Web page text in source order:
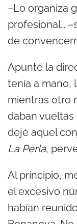
–Lo organiza
profesional…
de
Apunté la
tenía a mano,
mientras otro
daban vueltas
dejé aquel
La Perla,
Al principio,
el excesivo
habían